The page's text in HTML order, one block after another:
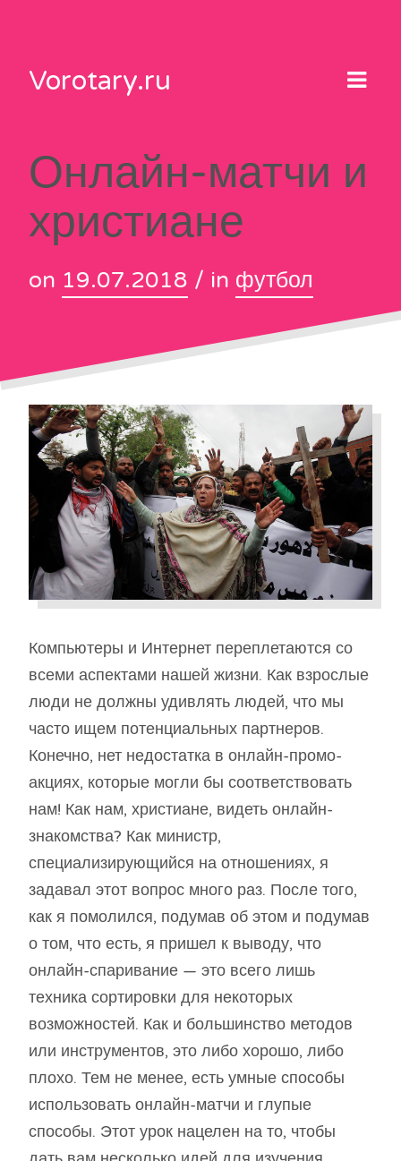
contentVorotary.ru
Онлайн-матчи и
христиане
on 19.07.2018 / in футбол
Компьютеры и Интернет переплетаются со
всеми аспектами нашей жизни. Как взрослые
люди не должны удивлять людей, что мы
часто ищем потенциальных партнеров.
Конечно, нет недостатка в онлайн-промо-
акциях, которые могли бы соответствовать
нам! Как нам, христиане, видеть онлайн-
знакомства? Как министр,
специализирующийся на отношениях, я
задавал этот вопрос много раз. После того,
как я помолился, подумав об этом и подумав
о том, что есть, я пришел к выводу, что
онлайн-спаривание — это всего лишь
техника сортировки для некоторых
возможностей. Как и большинство методов
или инструментов, это либо хорошо, либо
плохо. Тем не менее, есть умные способы
использовать онлайн-матчи и глупые
способы. Этот урок нацелен на то, чтобы